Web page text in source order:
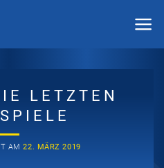
LETZTEN
AM22. MÄRZ 2019